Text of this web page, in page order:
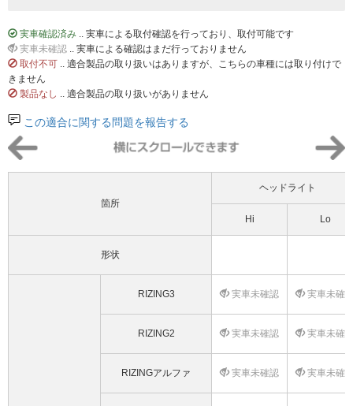
実車確認済み .. 実車による取付確認を行っており、取付可能です
実車未確認 .. 実車による確認はまだ行っておりません
取付不可 .. 適合製品の取り扱いはありますが、こちらの車種には取り付けで
きません
製品なし .. 適合製品の取り扱いがありません
この適合に関する問題を報告する
箇所
ヘッドライト
Hi Lo
形状
RIZING3 実車未確認 実車未確
RIZING2 実車未確認 実車未確
RIZINGアルファ 実車未確認 実車未確